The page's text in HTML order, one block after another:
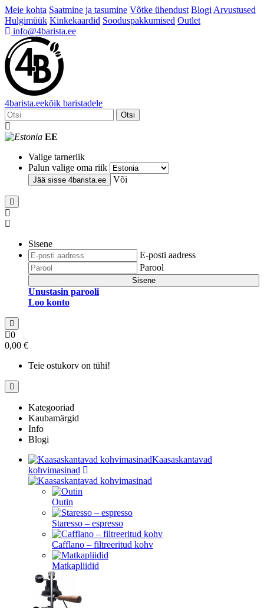
Meie kohta Saatmine ja tasumine Võtke ühendust Blogi Arvustused
Hulgimüük Kinkekaardid Sooduspakkumised Outlet
info@4barista.ee
4barista.eekõik baristadele
Otsi
EE
Valige tarneriik
Palun valige oma riik
Jää sisse 4barista.ee Või
Sisene
E-posti aadress
Parool
Sisene
Unustasin parooli
Loo konto
0
0,00 €
Teie ostukorv on tühi!
Kategooriad
Kaubamärgid
Info
Blogi
Kaasaskantavad
kohvimasinad
Outin
Staresso – espresso
Cafflano – filtreeritud kohv
Matkapliidid